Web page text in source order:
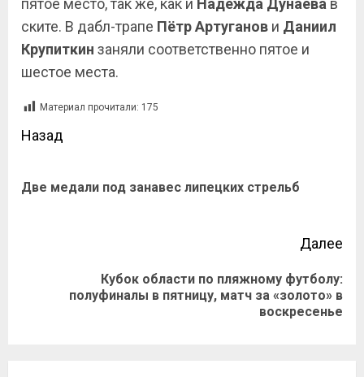
пятое место, так же, как и Надежда Дунаева в
ските. В дабл-трапе Пётр Артуганов и Даниил
Крупиткин заняли соответственно пятое и
шестое места.
Материал прочитали: 175
Назад
Две медали под занавес липецких стрельб
Далее
Кубок области по пляжному футболу:
полуфиналы в пятницу, матч за «золото» в
воскресенье